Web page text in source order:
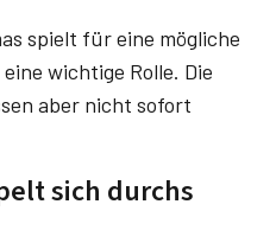
spielt für eine mögliche
wichtige Rolle. Die
aber nicht sofort
sich durchs